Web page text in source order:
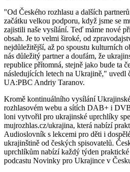
"Od Českého rozhlasu a dalších
začátku velkou podporu, když jsme se
zajistili naše vysílání. Teď máme nové
obsah. Je to velmi široké, od
nejdůležitější, až po spoustu kulturních
nás důležitý partner a doufám, že
republice přítomná, stejně jako bude ta
následujících letech na Ukrajině," uvedl
UA:PBC Andriy Taranov.
Kromě kontinuálního vysílání
rozhlasovém webu a sítích DAB+ i
loni vytvořil pro ukrajinské uprchlíky
mujrozhlas.cz/ukrajina, která nabízí
Audioslovník s lekcemi pro děti i
ukrajinštině od českých spisovatelů.
uprchlíkům nabízí každý týden
podcastu Novinky pro Ukrajince v